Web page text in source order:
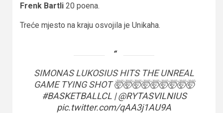
Frenk Bartli 20 poena.
Treće mjesto na kraju osvojila je Unikaha.
SIMONAS LUKOSIUS HITS THE UNREAL
GAME TYING SHOT 🤯🤯🤯🤯🤯🤯🤯🤯🤯
#BASKETBALLCL|@RYTASVILNIUS
pic.twitter.com/qAA3j1AU9A